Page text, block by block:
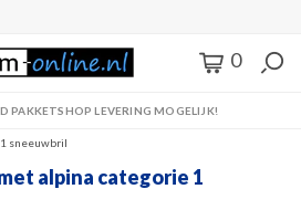
0
PAKKETSHOP LEVERING MOGELIJK!
sneeuwbril
alpina categorie 1